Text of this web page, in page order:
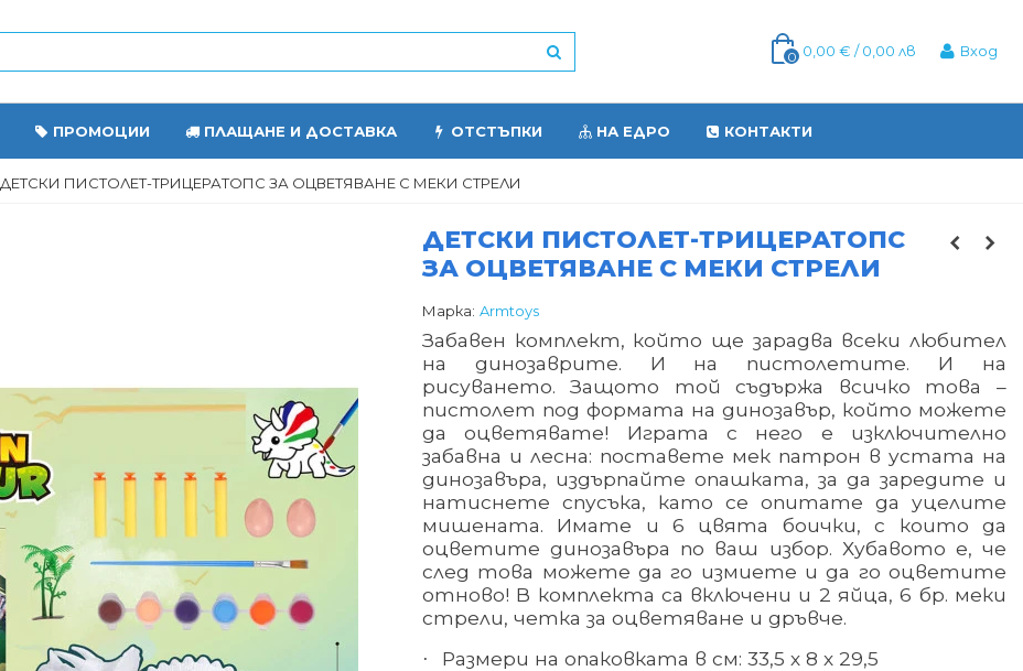
0 0,00 € / 0,00 лв Вход
ПРОМОЦИИ ПЛАЩАНЕ И ДОСТАВКА ОТСТЪПКИ НА ЕДРО КОНТАКТИ
ДЕТСКИ ПИСТОЛЕТ-ТРИЦЕРАТОПС ЗА ОЦВЕТЯВАНЕ С МЕКИ СТРEЛИ
ДЕТСКИ ПИСТОЛЕТ-ТРИЦЕРАТОПС
ЗА ОЦВЕТЯВАНЕ С МЕКИ СТРEЛИ
Марка: Armtoys
Забавен комплект, който ще зарадва всеки любител
на динозаврите. И на пистолетите. И на
рисуването. Защото той съдържа всичко това –
пистолет под формата на динозавър, който можете
да оцветявате! Играта с него е изключително
забавна и лесна: поставете мек патрон в устата на
динозавъра, издърпайте опашката, за да заредите и
натиснете спусъка, като се опитате да уцелите
мишената. Имате и 6 цвята боички, с които да
оцветите динозавъра по ваш избор. Хубавото е, че
след това можете да го измиете и да го оцветите
отново! В комплекта са включени и 2 яйца, 6 бр. меки
стрели, четка за оцветяване и дръвче.
· Размери на опаковката в см: 33,5 х 8 х 29,5